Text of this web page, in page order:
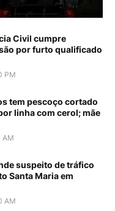
Civil cumpre
por furto qualificado
PM
tem pescoço cortado
linha com cerol; mãe
AM
suspeito de tráfico
Santa Maria em
AM